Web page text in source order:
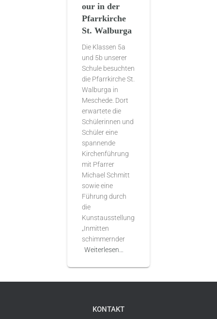
our in der
Pfarrkirche
St. Walburga
Die Klassen 5a
und 5b unserer
Schule besuchten
die Pfarrkirche St.
Walburga in
Meschede. Dort
erwartete die
Schülerinnen und
Schüler eine
spannende
Kirchenführung
mit Pfarrer
Michael Schmitt
sowie eine
Führung durch
die
Kunstausstellung
„Inmitten
schimmernder
Weiterlesen…
KONTAKT